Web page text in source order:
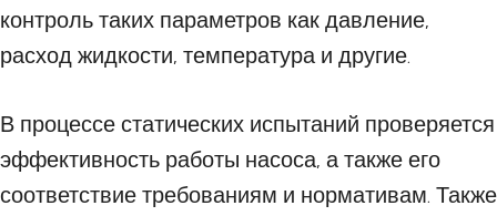
контроль таких параметров как давление,
расход жидкости, температура и другие.
В процессе статических испытаний проверяется
эффективность работы насоса, а также его
соответствие требованиям и нормативам. Также